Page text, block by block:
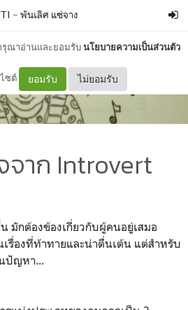
รุณาอ่านและยอมรับนโยบายความเป็นส่วนตัว
ซต์ ยอมรับ ไม่ยอมรับ
– พันเลิศ แซ่จาง
จาก Introvert
มักต้องข้องเกี่ยวกับผู้คนอยู่เสมอ
รื่องที่ท้าทายและน่าตื่นเต้น แต่สำหรับ
ปัญหา...